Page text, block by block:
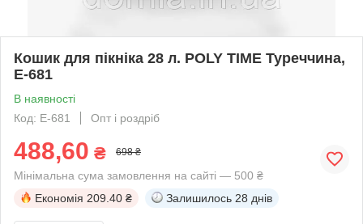
Кошик для пікніка 28 л. POLY TIME Туреччина,
Е-681
В наявності
Код: Е-681
Опт і роздріб
488,60 ₴ 698 ₴
Мінімальна сума замовлення на сайті — 500 ₴
Економія 209.40 ₴ Залишилось 28 днів